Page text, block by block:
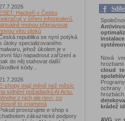
ESET: Hackeři v Česku
v šíření infostealerů,
mohou připravovat
vlnu útoků
republika se nyní potýká
útoky specializovaného
jehož úkolem je v
fázi napadnout zařízení a
do něj stahovat další
kódy...
E-shopy mají méně než měsíc
splnění požadavků AI Actu.
Mnoho z nich ale neví, co
to znamená
Pokud provozujete e-shop s
zákaznické podpory
Nová
cloud
ochrany
krádež
AVGve